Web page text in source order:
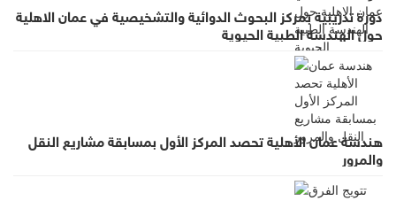
دورة تدريبية بمركز البحوث الدوائية والتشخيصية في عمان الاهلية
حول الهندسة الطبية الحيوية
هندسة عمان الأهلية تحصد المركز الأول بمسابقة مشاريع النقل
والمرور